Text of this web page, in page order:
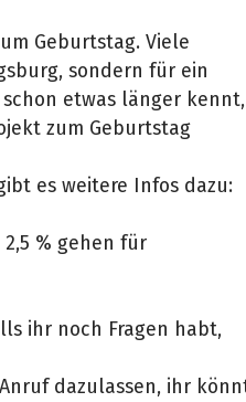
Geburtstag. Viele
sondern für ein
etwas länger kennt,
zum Geburtstag
es weitere Infos dazu:
% gehen für
ihr noch Fragen habt,
dazulassen, ihr